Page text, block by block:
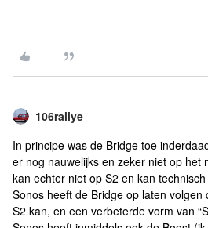
106rallye
In principe was de Bridge toe
er nog nauwelijks en zeker niet op het
kan echter niet op S2 en kan
Sonos heeft de Bridge op laten
S2 kan, en een verbeterde vorm van